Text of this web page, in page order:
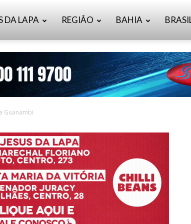
DA LAPA REGIÃO BAHIA
Guanambi